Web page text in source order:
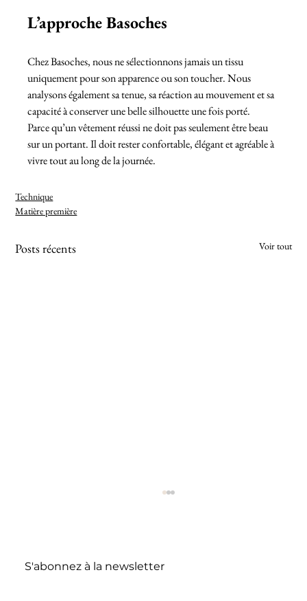
L’approche Basoches
Chez Basoches, nous ne sélectionnons jamais un tissu
uniquement pour son apparence ou son toucher. Nous
analysons également sa tenue, sa réaction au mouvement et sa
capacité à conserver une belle silhouette une fois porté.
Parce qu’un vêtement réussi ne doit pas seulement être beau
sur un portant. Il doit rester confortable, élégant et agréable à
vivre tout au long de la journée.
Technique
Matière première
Posts récents Voir tout
S'abonnez à la newsletter